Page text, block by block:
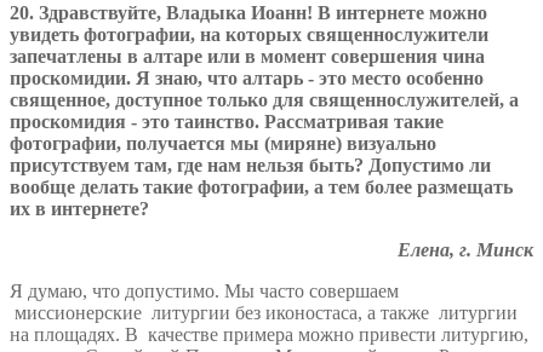
20. Здравствуйте, Владыка Иоанн! В интернете можно
увидеть фотографии, на которых священнослужители
запечатлены в алтаре или в момент совершения чина
проскомидии. Я знаю, что алтарь - это место особенно
священное, доступное только для священнослужителей, а
проскомидия - это таинство. Рассматривая такие
фотографии, получается мы (миряне) визуально
присутствуем там, где нам нельзя быть? Допустимо ли
вообще делать такие фотографии, а тем более размещать
их в интернете?
Елена, г. Минск
Я думаю, что допустимо. Мы часто совершаем
миссионерские литургии без иконостаса, а также литургии
на площадях. В качестве примера можно привести литургию,